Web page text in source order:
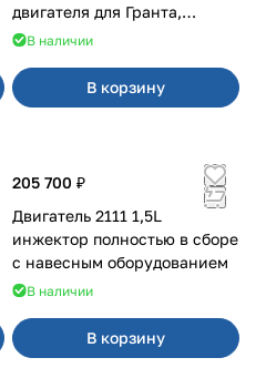
двигателя для Гранта,
Калина-2, Датсун нового
В наличии
В корзину
205 700 ₽
Двигатель 2111 1,5L
инжектор полностью в сборе
с навесным оборудованием
В наличии
В корзину